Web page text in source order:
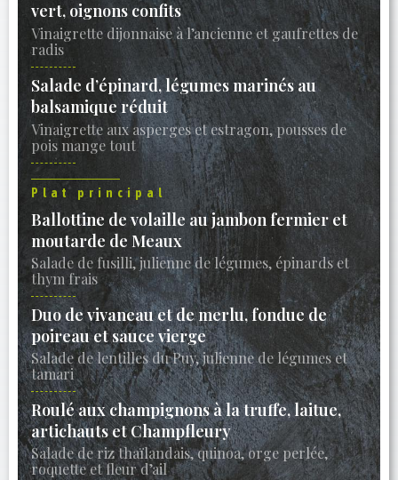
vert, oignons confits
Vinaigrette dijonnaise à l’ancienne et gaufrettes de
radis
Salade d’épinard, légumes marinés au
balsamique réduit
Vinaigrette aux asperges et estragon, pousses de
pois mange tout
Plat principal
Ballottine de volaille au jambon fermier et
moutarde de Meaux
Salade de fusilli, julienne de légumes, épinards et
thym frais
Duo de vivaneau et de merlu, fondue de
poireau et sauce vierge
Salade de lentilles du Puy, julienne de légumes et
tamari
Roulé aux champignons à la truffe, laitue,
artichauts et Champfleury
Salade de riz thaïlandais, quinoa, orge perlée,
roquette et fleur d’ail